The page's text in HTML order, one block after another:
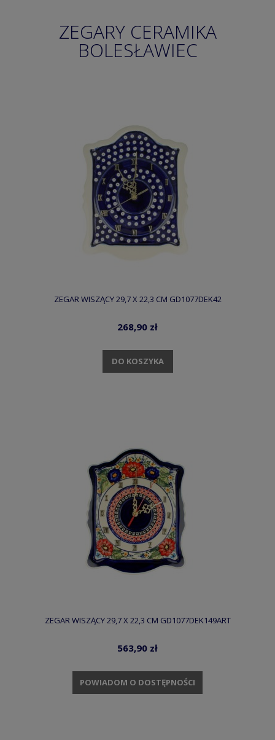
ZEGARY CERAMIKA
BOLESŁAWIEC
ZEGAR WISZĄCY 29,7 X 22,3 CM GD1077DEK42
268,90 zł
DO KOSZYKA
ZEGAR WISZĄCY 29,7 X 22,3 CM GD1077DEK149ART
563,90 zł
POWIADOM O DOSTĘPNOŚCI